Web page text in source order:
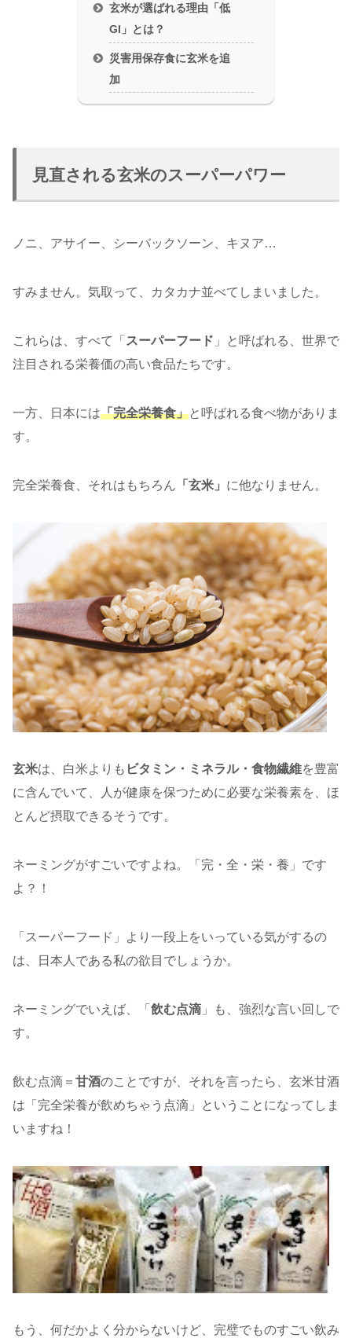
玄米が選ばれる理由「低
GI」とは？
災害用保存食に玄米を追
加
見直される玄米のスーパーパワー
ノニ、アサイー、シーバックソーン、キヌア…
すみません。気取って、カタカナ並べてしまいました。
これらは、すべて「 スーパーフード 」と呼ばれる、世界で
注目される栄養価の高い食品たちです。
一方、日本には「完全栄養食」と呼ばれる食べ物がありま
す。
完全栄養食、それはもちろん 「玄米」 に他なりません。
玄米は、白米よりも ビタミン・ミネラル・食物繊維を豊富
に含んでいて、人が健康を保つために必要な栄養素を、ほ
とんど摂取できるそうです。
ネーミングがすごいですよね。「完・全・栄・養」です
よ？！
「スーパーフード」より一段上をいっている気がするの
は、日本人である私の欲目でしょうか。
ネーミングでいえば、「 飲む点滴 」も、強烈な言い回しで
す。
飲む点滴＝ 甘酒のことですが、それを言ったら、玄米甘酒
は「完全栄養が飲めちゃう点滴」ということになってしま
いますね！
もう、何だかよく分からないけど、完璧でものすごい飲み